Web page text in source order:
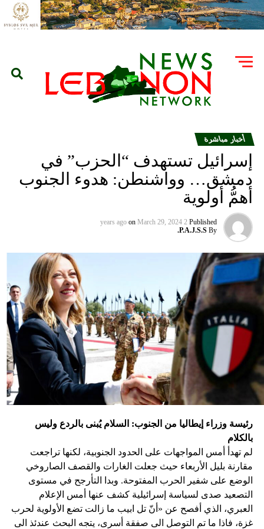
أخبار مباشرة
إسرائيل تستهدف “الحزب” في
دمشق… وواشنطن: هدوء الجنوب
أهمُّ أولوية
Published
2 years ago
on March 29, 2024
By
P.A.J.S.S.
رئيسة وزراء إيطاليا من الجنوب: السلام يُبنى بالردع وليس
بالكلام
لم تهدأ أمس المواجهات على الحدود الجنوبية، لكنها تراجعت
مقارنة بليل الأربعاء حيث جعلت الغارات والقصف الصاروخي
الوضع على شفير الحرب المفتوحة. وبدا التأرجح في مستوى
التصعيد صدى لسياسة إسرائيلية كشف عنها أمس الإعلام
العبري، الذي أفصح عن «أنّ تل ابيب ما زالت تضع الأولوية لحرب
غزة، فاذا ما تم التوصل الى صفقة أسرى، يتجه البحث عندئذ الى